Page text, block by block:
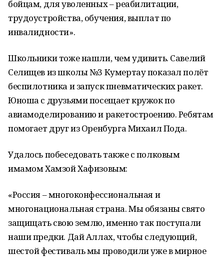
бойцам, для уволенных – реабилитации,
трудоустройства, обучения, выплат по
инвалидности».
Школьники тоже нашли, чем удивить. Савелий
Селищев из школы №3 Кумертау показал полёт
беспилотника и запуск пневматических ракет.
Юноша с друзьями посещает кружок по
авиамоделированию и ракетостроению. Ребятам
помогает друг из Оренбурга Михаил Пода.
Удалось побеседовать также с полковым
имамом Хамзой Хафизовым:
«Россия – многоконфессиональная и
многонациональная страна. Мы обязаны свято
защищать свою землю, именно так поступали
наши предки. Дай Аллах, чтобы следующий,
шестой фестиваль мы проводили уже в мирное